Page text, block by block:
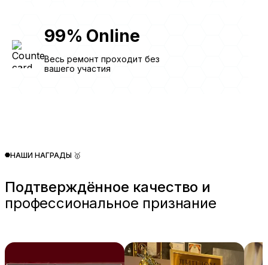
99% Online
Весь ремонт проходит без
вашего участия
НАШИ НАГРАДЫ 🥇
Подтверждённое качество и
профессиональное признание